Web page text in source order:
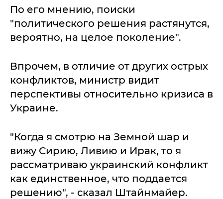
По его мнению, поиски
"политического решения растянутся,
вероятно, на целое поколение".
Впрочем, в отличие от других острых
конфликтов, министр видит
перспективы относительно кризиса в
Украине.
"Когда я смотрю на Земной шар и
вижу Сирию, Ливию и Ирак, то я
рассматриваю украинский конфликт
как единственное, что поддается
решению", - сказал Штайнмайер.